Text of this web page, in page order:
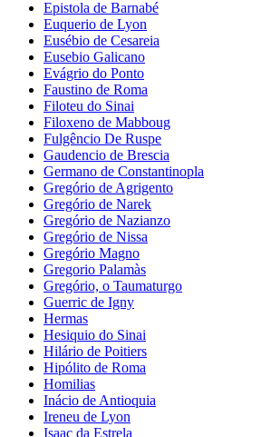
Epistola de Barnabé
Euquerio de Lyon
Eusébio de Cesareia
Eusebio Galicano
Evágrio do Ponto
Faustino de Roma
Filoteu do Sinai
Filoxeno de Mabboug
Fulgêncio De Ruspe
Gaudencio de Brescia
Germano de Constantinopla
Gregório de Agrigento
Gregório de Narek
Gregório de Nazianzo
Gregório de Nissa
Gregório Magno
Gregorio Palamàs
Gregório, o Taumaturgo
Guerric de Igny
Hermas
Hesiquio do Sinai
Hilário de Poitiers
Hipólito de Roma
Homilias
Inácio de Antioquia
Ireneu de Lyon
Isaac da Estrela